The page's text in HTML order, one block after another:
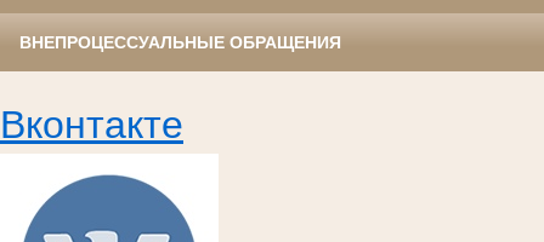
ВНЕПРОЦЕССУАЛЬНЫЕ ОБРАЩЕНИЯ
Вконтакте